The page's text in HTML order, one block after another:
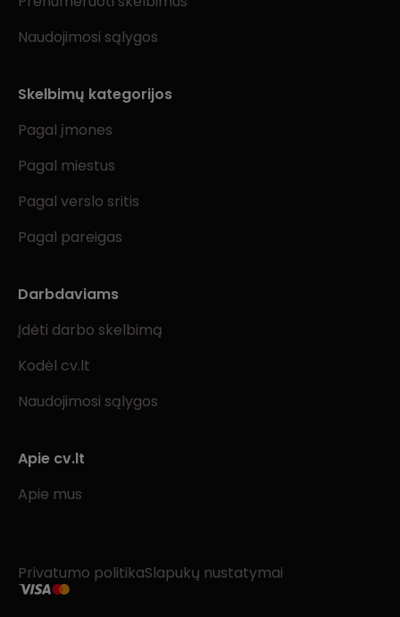
Naudojimosi sąlygos
Skelbimų kategorijos
Pagal įmones
Pagal miestus
Pagal verslo sritis
Pagal pareigas
Darbdaviams
Įdėti darbo skelbimą
Kodėl cv.lt
Naudojimosi sąlygos
Apie cv.lt
Apie mus
Privatumo politikaSlapukų nustatymai